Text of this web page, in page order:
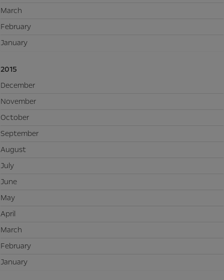
March
February
January
2015
December
November
October
September
August
July
June
May
April
March
February
January